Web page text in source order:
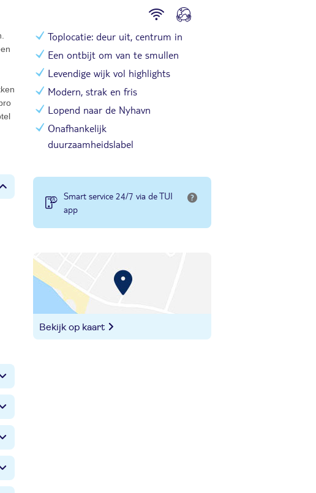
Toplocatie: deur uit, centrum in
Een ontbijt om van te smullen
Levendige wijk vol highlights
Modern, strak en fris
Lopend naar de Nyhavn
Onafhankelijk
duurzaamheidslabel
Smart service 24/7 via de TUI
app
Bekijk op kaart